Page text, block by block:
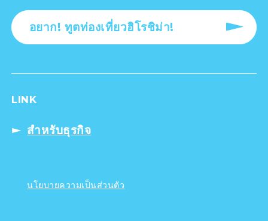
อยาก! ทูตท่องเที่ยวฮิโรชิม่า!
LINK
สำหรับธุรกิจ
นโยบายความเป็นส่วนตัว